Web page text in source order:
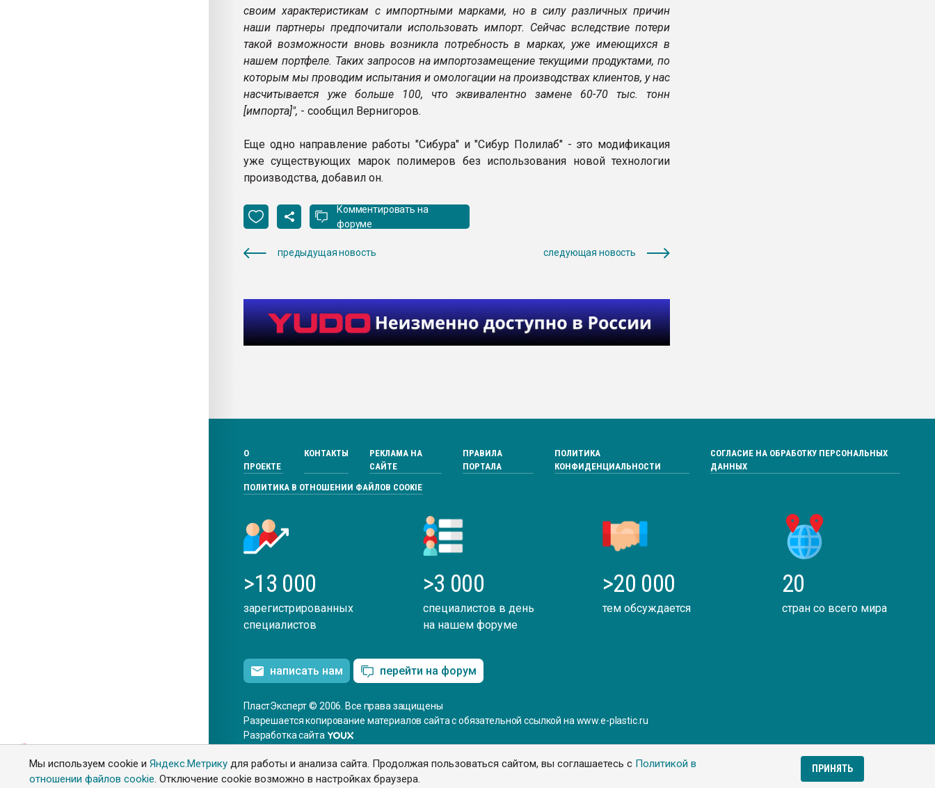
Мы используем cookie иЯндекс.Метрику для работы и анализа сайта. Продолжая пользоваться сайтом, вы соглашаетесь с Политикой в
отношении файлов cookie. Отключение cookie возможно в настройках браузера.
ПРИНЯТЬ
своим характеристикам с импортными марками, но в силу различных причин
наши партнеры предпочитали использовать импорт. Сейчас вследствие потери
такой возможности вновь возникла потребность в марках, уже имеющихся в
нашем портфеле. Таких запросов на импортозамещение текущими продуктами, по
которым мы проводим испытания и омологации на производствах клиентов, у нас
насчитывается уже больше 100, что эквивалентно замене 60-70 тыс. тонн
[импорта]", - сообщил Вернигоров.
Еще одно направление работы "Сибура" и "Сибур Полилаб" - это модификация
уже существующих марок полимеров без использования новой технологии
производства, добавил он.
Комментировать на
форуме
предыдущая новость следующая новость
О
ПРОЕКТЕ
КОНТАКТЫ
РЕКЛАМА НА
САЙТЕ
ПРАВИЛА
ПОРТАЛА
ПОЛИТИКА
КОНФИДЕНЦИАЛЬНОСТИ
СОГЛАСИЕ НА ОБРАБОТКУ ПЕРСОНАЛЬНЫХ
ДАННЫХ
ПОЛИТИКА В ОТНОШЕНИИ ФАЙЛОВ COOKIE
>13 000
зарегистрированных
специалистов
>3 000
специалистов в день
на нашем форуме
>20 000
тем обсуждается
20
стран со всего мира
написать нам перейти на форум
ПластЭксперт © 2006. Все права защищены
Разрешается копирование материалов сайта с обязательной ссылкой на www.e-plastic.ru
Разработка сайта